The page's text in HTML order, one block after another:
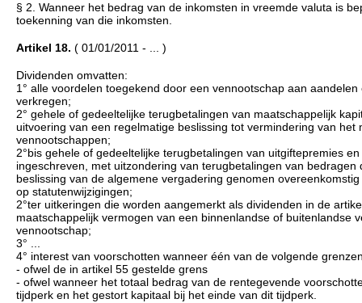
§ 2. Wanneer het bedrag van de inkomsten in vreemde valuta is
toekenning van die inkomsten.
Artikel 18. ( 01/01/2011 - ... )
Dividenden omvatten:
1° alle voordelen toegekend door een vennootschap aan
verkregen;
2° gehele of gedeeltelijke terugbetalingen van maatschappelijk
uitvoering van een regelmatige beslissing tot vermindering van
vennootschappen;
2°bis gehele of gedeeltelijke terugbetalingen van uitgiftepremies
ingeschreven, met uitzondering van terugbetalingen van
beslissing van de algemene vergadering genomen
op statutenwijzigingen;
2°ter uitkeringen die worden aangemerkt als dividenden in de
maatschappelijk vermogen van een binnenlandse of
vennootschap;
3° ...
4° interest van voorschotten wanneer één van de volgende
- ofwel de in artikel 55 gestelde grens
- ofwel wanneer het totaal bedrag van de rentegevende
tijdperk en het gestort kapitaal bij het einde van dit tijdperk.